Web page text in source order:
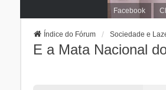
Facebook
Índice do Fórum Sociedade e
E a Mata Nacional